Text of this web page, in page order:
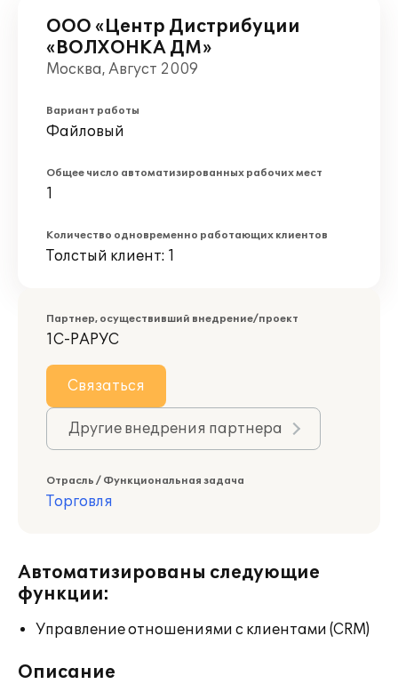
ООО «Центр Дистрибуции
«ВОЛХОНКА ДМ»
Москва, Август 2009
Вариант работы
Файловый
Общее число автоматизированных рабочих мест
1
Количество одновременно работающих клиентов
Толстый клиент: 1
Партнер, осуществивший внедрение/проект
1С-РАРУС
Связаться
Другие внедрения партнера
Отрасль / Функциональная задача
Торговля
Автоматизированы следующие
функции:
Управление отношениями с клиентами (CRM)
Описание